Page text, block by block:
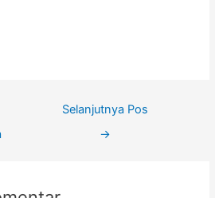
Selanjutnya Pos
→